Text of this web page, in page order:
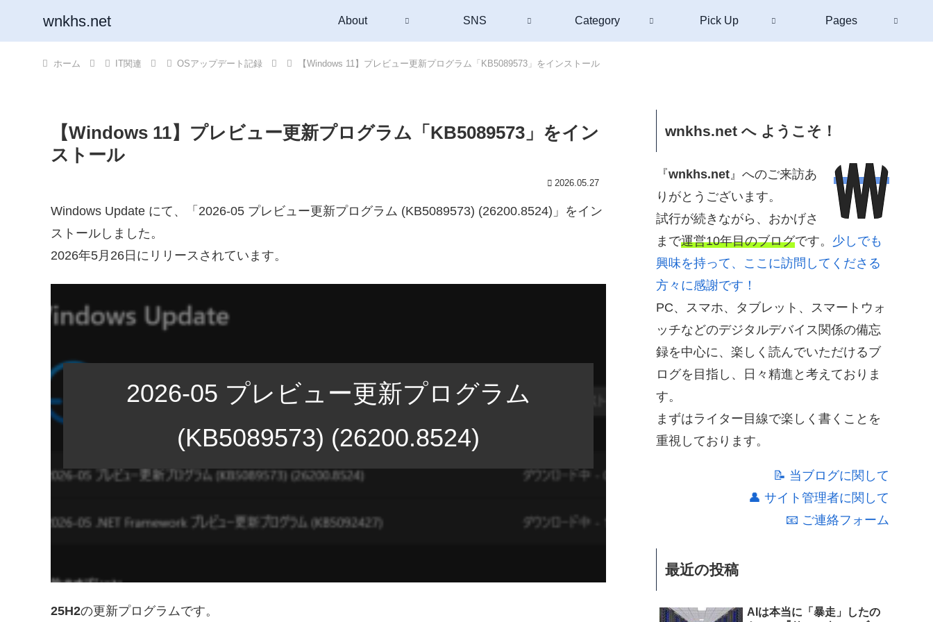
wnkhs.net About SNS Category Pick Up Pages
ホーム IT関連 OSアップデート記録 【Windows 11】プレビュー更新プログラム「KB5089573」をインストール
【Windows 11】プレビュー更新プログラム「KB5089573」をイン
ストール
2026.05.27
Windows Update にて、「2026-05 プレビュー更新プログラム (KB5089573) (26200.8524)」をイン
ストールしました。
2026年5月26日にリリースされています。
2026-05 プレビュー更新プログラム
(KB5089573) (26200.8524)
25H2の更新プログラムです。
wnkhs.net へ ようこそ！
『wnkhs.net 』へのご来訪あ
りがとうございます。
試行が続きながら、おかげさ
まで運営10年目のブログです。 少しでも
興味を持って、ここに訪問してくださる
方々に感謝です！
PC、スマホ、タブレット、スマートウォ
ッチなどのデジタルデバイス関係の備忘
録を中心に、楽しく読んでいただけるブ
ログを目指し、日々精進と考えておりま
す。
まずはライター目線で楽しく書くことを
重視しております。
📝 当ブログに関して
👤 サイト管理者に関して
📧 ご連絡フォーム
最近の投稿
AIは本当に「暴走」したの